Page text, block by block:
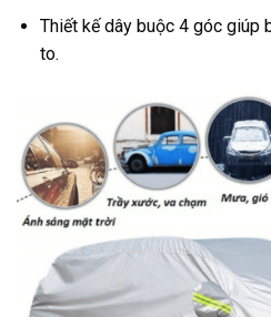
Thiết kế dây buộc 4 góc
to.